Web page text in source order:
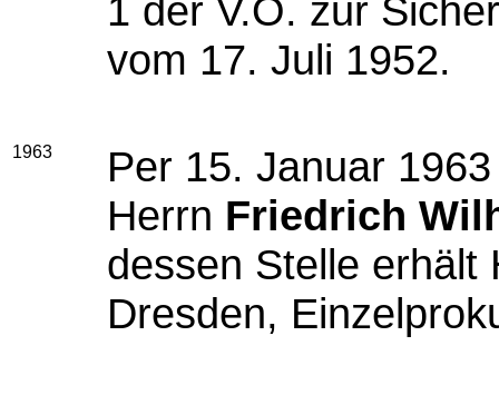
1 der V.O. zur
vom 17. Juli 1952.
1963 Per 15. Januar 1963
Herrn Friedrich
dessen Stelle
Dresden,